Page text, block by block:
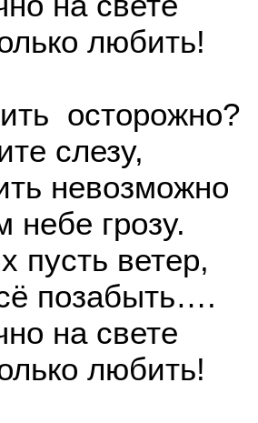
любить!
осторожно?
слезу,
невозможно
небе грозу.
пусть ветер,
позабыть….
на свете
любить!